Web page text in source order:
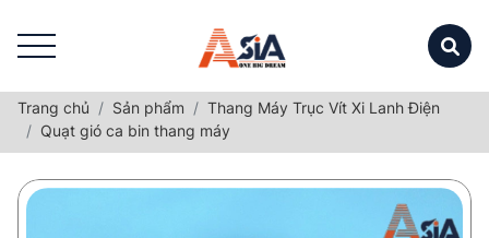
Trang chủ Sản phẩm
Thang Máy Trục Vít Xi Lanh Điện
Quạt gió ca bin thang máy